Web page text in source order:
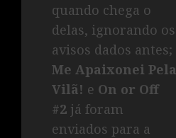
quando chega o
delas, ignorando os
avisos dados antes;
Me Apaixonei Pela
Vilã! e On or Off
#2 já foram
enviados para a